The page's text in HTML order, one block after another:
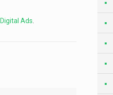
Ads